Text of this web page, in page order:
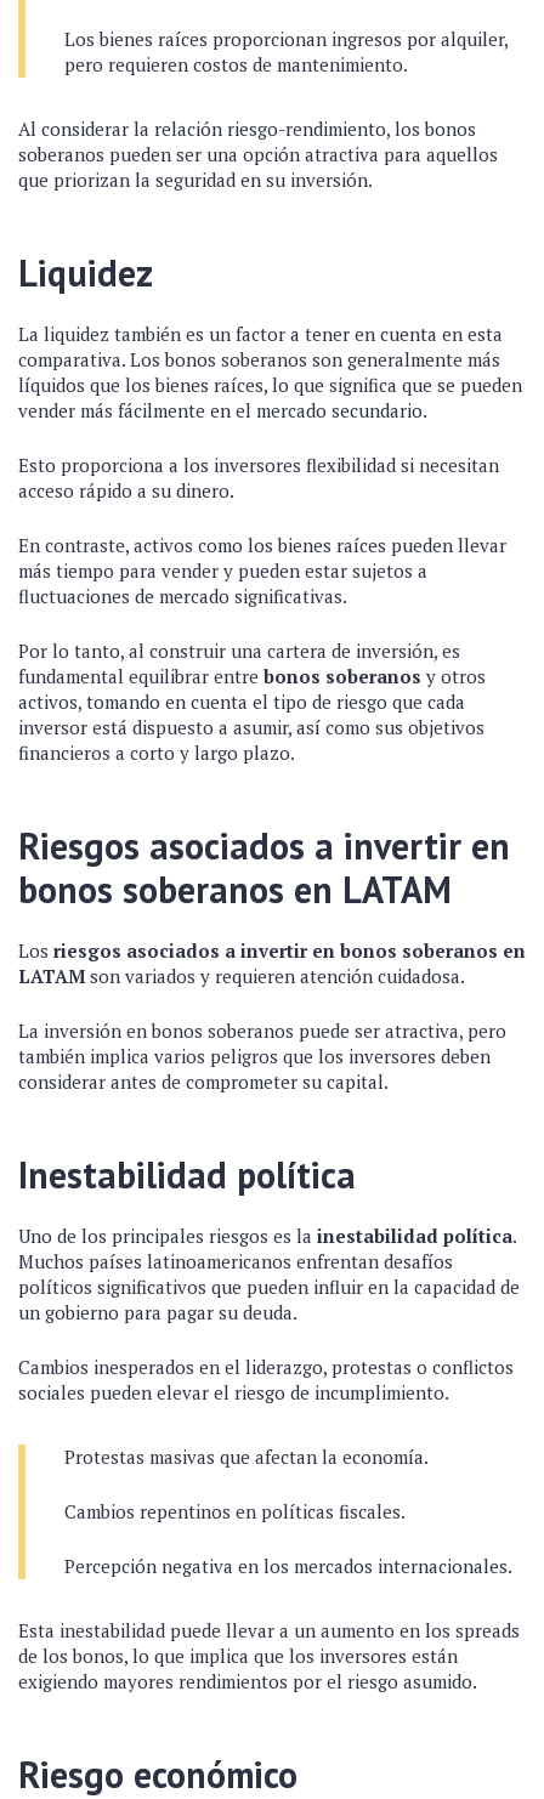
Los bienes raíces proporcionan ingresos por alquiler,
pero requieren costos de mantenimiento.
Al considerar la relación riesgo-rendimiento, los bonos
soberanos pueden ser una opción atractiva para aquellos
que priorizan la seguridad en su inversión.
Liquidez
La liquidez también es un factor a tener en cuenta en esta
comparativa. Los bonos soberanos son generalmente más
líquidos que los bienes raíces, lo que significa que se pueden
vender más fácilmente en el mercado secundario.
Esto proporciona a los inversores flexibilidad si necesitan
acceso rápido a su dinero.
En contraste, activos como los bienes raíces pueden llevar
más tiempo para vender y pueden estar sujetos a
fluctuaciones de mercado significativas.
Por lo tanto, al construir una cartera de inversión, es
fundamental equilibrar entre bonos soberanos y otros
activos, tomando en cuenta el tipo de riesgo que cada
inversor está dispuesto a asumir, así como sus objetivos
financieros a corto y largo plazo.
Riesgos asociados a invertir en
bonos soberanos en LATAM
Los riesgos asociados a invertir en bonos soberanos en
LATAM son variados y requieren atención cuidadosa.
La inversión en bonos soberanos puede ser atractiva, pero
también implica varios peligros que los inversores deben
considerar antes de comprometer su capital.
Inestabilidad política
Uno de los principales riesgos es la inestabilidad política.
Muchos países latinoamericanos enfrentan desafíos
políticos significativos que pueden influir en la capacidad de
un gobierno para pagar su deuda.
Cambios inesperados en el liderazgo, protestas o conflictos
sociales pueden elevar el riesgo de incumplimiento.
Protestas masivas que afectan la economía.
Cambios repentinos en políticas fiscales.
Percepción negativa en los mercados internacionales.
Esta inestabilidad puede llevar a un aumento en los spreads
de los bonos, lo que implica que los inversores están
exigiendo mayores rendimientos por el riesgo asumido.
Riesgo económico